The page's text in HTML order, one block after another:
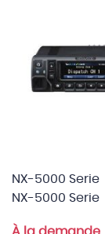
NX-5000 Serie
NX-5000 Serie